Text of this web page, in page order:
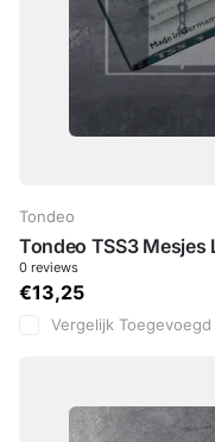
Tondeo
Tondeo TSS3 Mesjes
0 reviews
€13,25
Vergelijk